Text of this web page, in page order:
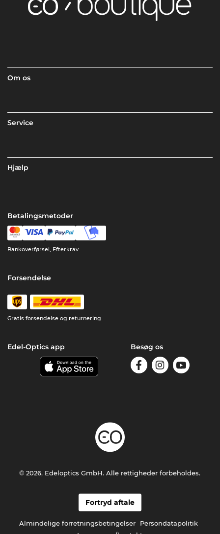
Om os
Service
Hjælp
Betalingsmetoder
Bankoverførsel, Efterkrav
Forsendelse
Gratis forsendelse og returnering
Edel-Optics app Besøg os
Fortryd aftale
Almindelige forretningsbetingelser
Persondatapolitik
© 2026, Edeloptics GmbH. Alle rettigheder forbeholdes.